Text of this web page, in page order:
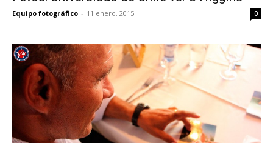
Equipo fotográfico - 11 enero, 2015 0